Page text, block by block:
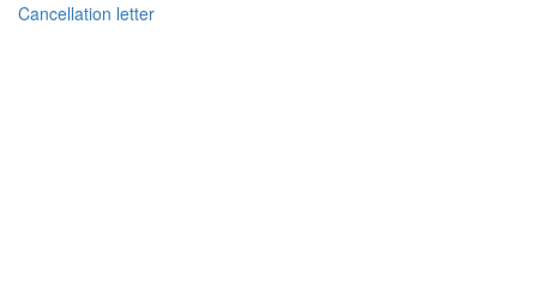
Cancellation letter